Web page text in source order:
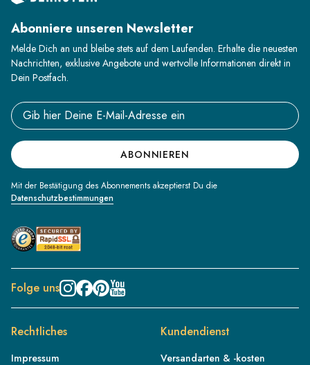
Abonniere unseren Newsletter
Melde Dich an und bleibe stets auf dem Laufenden. Erhalte die neuesten
Nachrichten, exklusive Angebote und wertvolle Informationen direkt in
Dein Postfach.
Email address
ABONNIEREN
Mit der Bestätigung des Abonnements akzeptierst Du die
Datenschutzbestimmungen
Folge uns
Rechtliches
Impressum
Kundendienst
Versandarten & -kosten